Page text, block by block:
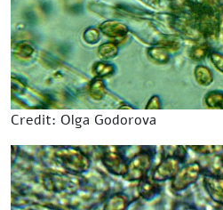
Credit: Olga Godorova